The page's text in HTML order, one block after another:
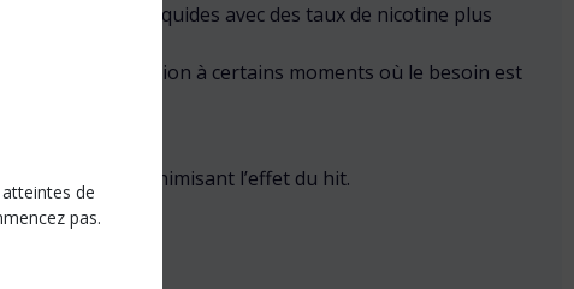
de
pas.
des e-liquides avec des taux de nicotine plus
être une solution à certains moments où le besoin est
mg/ml) en minimisant l’effet du hit.